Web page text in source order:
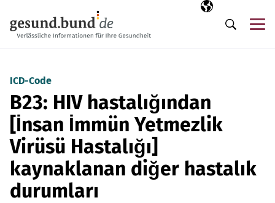
Seçili dil
TR
Arama
ICD-Code
B23: HIV hastalığından
[İnsan İmmün Yetmezlik
Virüsü Hastalığı]
kaynaklanan diğer hastalık
durumları